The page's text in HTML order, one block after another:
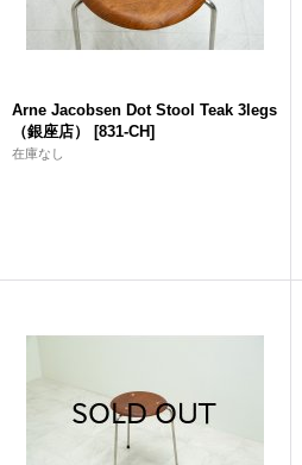
Arne Jacobsen Dot Stool Teak 3legs
（銀座店）
[831-CH]
在庫なし